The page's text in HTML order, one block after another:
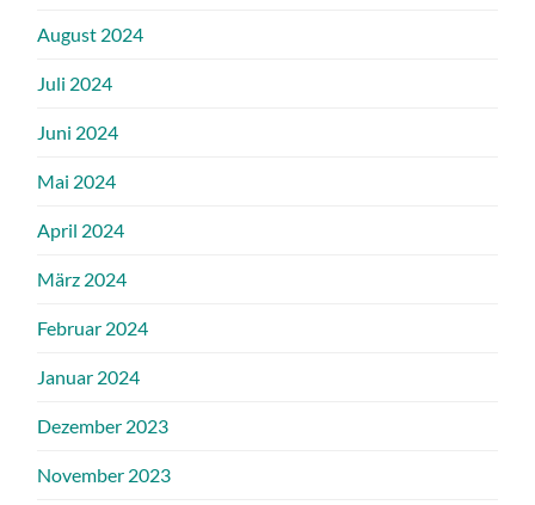
August 2024
Juli 2024
Juni 2024
Mai 2024
April 2024
März 2024
Februar 2024
Januar 2024
Dezember 2023
November 2023